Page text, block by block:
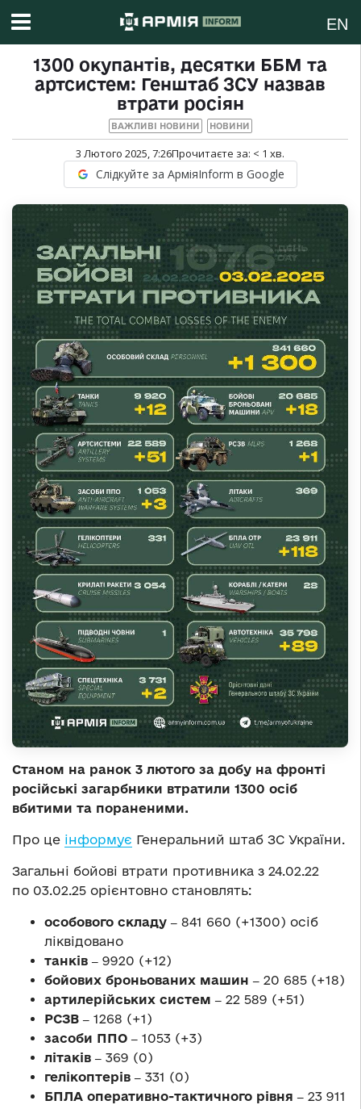
EN
1300 окупантів, десятки ББМ та
артсистем: Генштаб ЗСУ назвав
втрати росіян
ВАЖЛИВІ НОВИНИ НОВИНИ
3 Лютого 2025, 7:26Прочитаєте за: < 1 хв.
Слідкуйте за АрміяInform в Google
Станом на ранок 3 лютого за добу на фронті
російські загарбники втратили 1300 осіб
вбитими та пораненими.
Про це інформує Генеральний штаб ЗС України.
Загальні бойові втрати противника з 24.02.22
по 03.02.25 орієнтовно становлять:
особового складу ‒ 841 660 (+1300) осіб
ліквідовано
танків ‒ 9920 (+12)
бойових броньованих машин ‒ 20 685 (+18)
артилерійських систем ‒ 22 589 (+51)
РСЗВ ‒ 1268 (+1)
засоби ППО ‒ 1053 (+3)
літаків ‒ 369 (0)
гелікоптерів ‒ 331 (0)
БПЛА оперативно-тактичного рівня ‒ 23 911